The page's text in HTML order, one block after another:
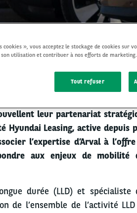
FINANCEMENT 10 Septembre 2024
leur partenariat
Hyundai Leasing, active depuis
l’expertise d’Arval à
aux enjeux de mobilité
durée (LLD) et spécialiste
de l’ensemble de l’activité
cookies », vous acceptez le stockage de cookies sur
utilisation et contribuer à nos efforts de marketing.
Tout refuser